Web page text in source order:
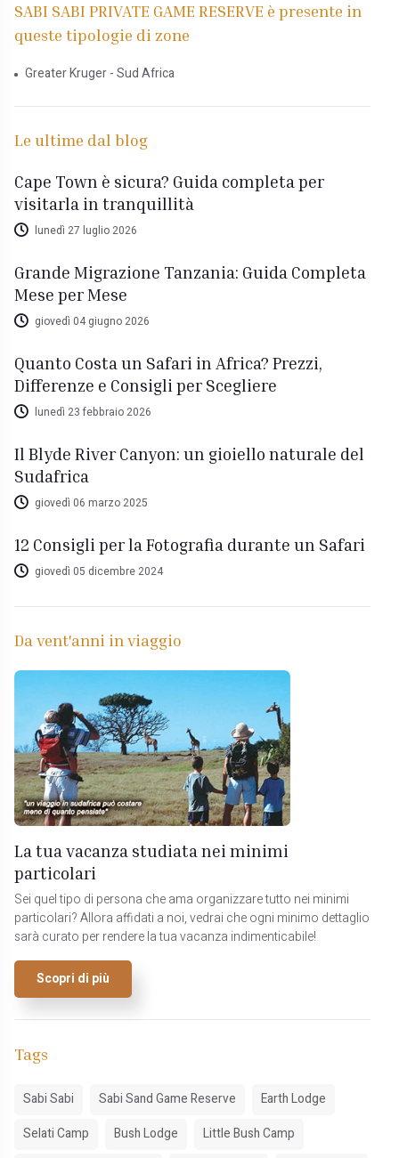
SABI SABI PRIVATE GAME RESERVE è presente in
queste tipologie di zone
Greater Kruger - Sud Africa
Le ultime dal blog
Cape Town è sicura? Guida completa per
visitarla in tranquillità
lunedì 27 luglio 2026
Grande Migrazione Tanzania: Guida Completa
Mese per Mese
giovedì 04 giugno 2026
Quanto Costa un Safari in Africa? Prezzi,
Differenze e Consigli per Scegliere
lunedì 23 febbraio 2026
Il Blyde River Canyon: un gioiello naturale del
Sudafrica
giovedì 06 marzo 2025
12 Consigli per la Fotografia durante un Safari
giovedì 05 dicembre 2024
Da vent'anni in viaggio
La tua vacanza studiata nei minimi
particolari
Sei quel tipo di persona che ama organizzare tutto nei minimi
particolari? Allora affidati a noi, vedrai che ogni minimo dettaglio
sarà curato per rendere la tua vacanza indimenticabile!
Scopri di più
Tags
Sabi Sabi Sabi Sand Game Reserve
Earth Lodge
Selati Camp
Bush Lodge
Little Bush Camp